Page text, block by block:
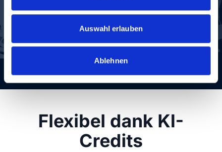
w
a
Auswahl erlauben
Ablehnen
prüfen.Barrierefrei ausliefern.
Jetzt 7 Tage kostenlos testen
Flexibel dank KI-
Credits